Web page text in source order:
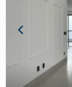
têm
momentos
Damha II
fechado
paisagismo de
planejado
beleza e